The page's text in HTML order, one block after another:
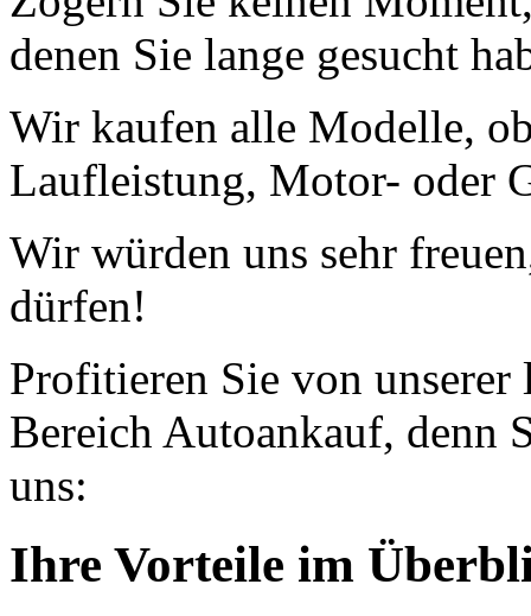
denen Sie lange gesucht
Wir kaufen alle Modelle,
Laufleistung, Motor- oder
Wir würden uns sehr
dürfen!
Profitieren Sie von
Bereich Autoankauf, denn
uns:
Ihre Vorteile im